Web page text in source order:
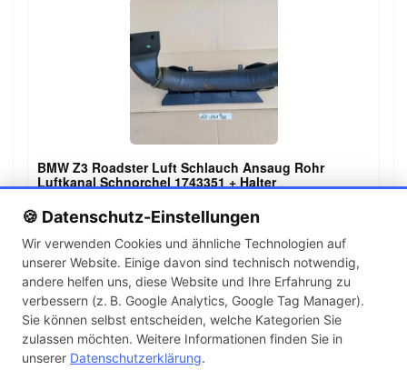
🍪 Datenschutz-Einstellungen
Wir verwenden Cookies und ähnliche Technologien auf
unserer Website. Einige davon sind technisch notwendig,
andere helfen uns, diese Website und Ihre Erfahrung zu
verbessern (z. B. Google Analytics, Google Tag Manager).
Sie können selbst entscheiden, welche Kategorien Sie
zulassen möchten. Weitere Informationen finden Sie in
unserer Datenschutzerklärung.
BMW Z3 Roadster Luft Schlauch Ansaug Rohr
Luftkanal Schnorchel 1743351 + Halter
99,00 €
← 1 2 3 … 142 →
Artikel pro Seite